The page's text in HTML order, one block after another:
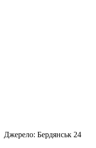
Джерело: Бердянськ 24